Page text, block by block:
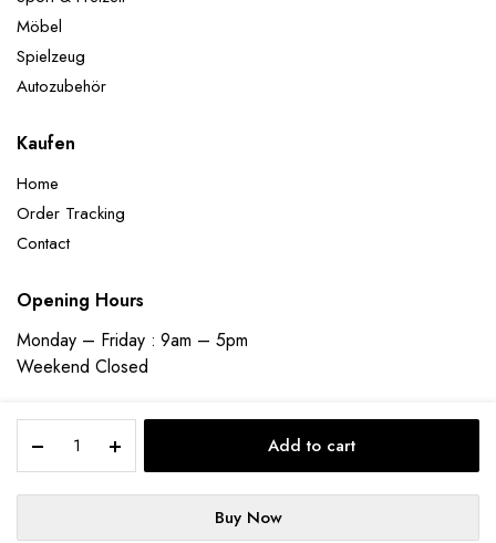
Stück
Kabelbinder
Schwarz,250
Add to cart
Buy Now
Möbel
Spielzeug
Autozubehör
Kaufen
Home
Order Tracking
Contact
Opening Hours
Monday – Friday : 9am – 5pm
Weekend Closed
Bee Technologies Pvt Ltd
STORE SEARCH WISHLIST ACCOUNT CATEGORIES